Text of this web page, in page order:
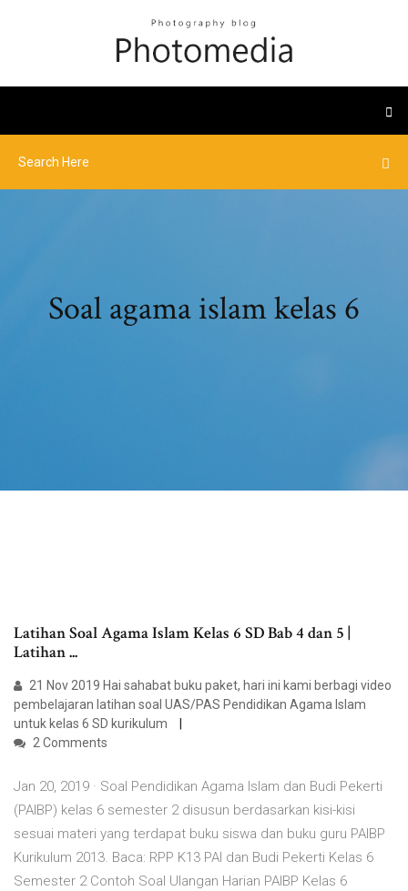
Soal agama islam kelas 6
Latihan Soal Agama Islam Kelas 6 SD Bab 4 dan 5 |
Latihan ...
21 Nov 2019 Hai sahabat buku paket, hari ini kami berbagi video
pembelajaran latihan soal UAS/PAS Pendidikan Agama Islam
untuk kelas 6 SD kurikulum
2 Comments
Jan 20, 2019 · Soal Pendidikan Agama Islam dan Budi Pekerti
(PAIBP) kelas 6 semester 2 disusun berdasarkan kisi-kisi
sesuai materi yang terdapat buku siswa dan buku guru PAIBP
Kurikulum 2013. Baca: RPP K13 PAI dan Budi Pekerti Kelas 6
Semester 2 Contoh Soal Ulangan Harian PAIBP Kelas 6